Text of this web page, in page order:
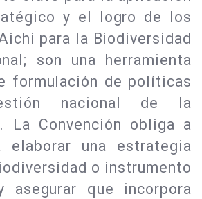
y el logro de los
para la Biodiversidad
son una herramienta
formulación de políticas
nacional de la
La Convención obliga a
elaborar una estrategia
o instrumento
asegurar que incorpora